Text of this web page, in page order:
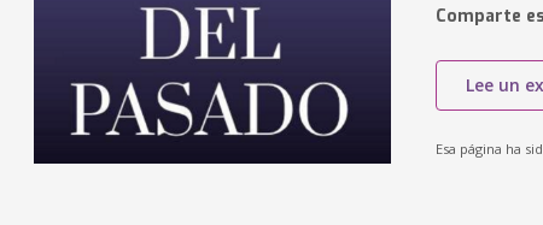
Comparte
Lee un
Esa página ha